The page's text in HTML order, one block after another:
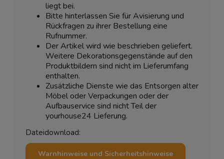
liegt bei.
Bitte hinterlassen Sie für Avisierung und
Rückfragen zu ihrer Bestellung eine
Rufnummer.
Der Artikel wird wie beschrieben geliefert.
Weitere Dekorationsgegenstände auf den
Produktbildern sind nicht im Lieferumfang
enthalten.
Zusätzliche Dienste wie das Entsorgen alter
Möbel oder Verpackungen oder der
Aufbauservice sind nicht Teil der
yourhouse24 Lieferung.
Dateidownload:
Warnhinweise und Sicherheitshinweise